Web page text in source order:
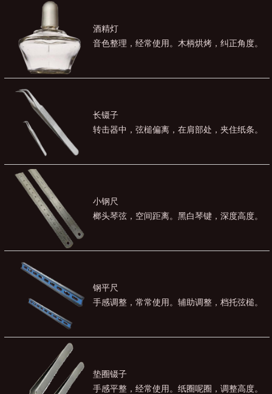
酒精灯
音色整理，经常使用。木柄烘烤，纠正角度。
长镊子
转击器中，弦槌偏离，在肩部处，夹住纸条。
小钢尺
榔头琴弦，空间距离。黑白琴键，深度高度。
钢平尺
手感调整，常常使用。辅助调整，档托弦槌。
垫圈镊子
手感平整，经常使用。纸圈呢圈，调整高度。